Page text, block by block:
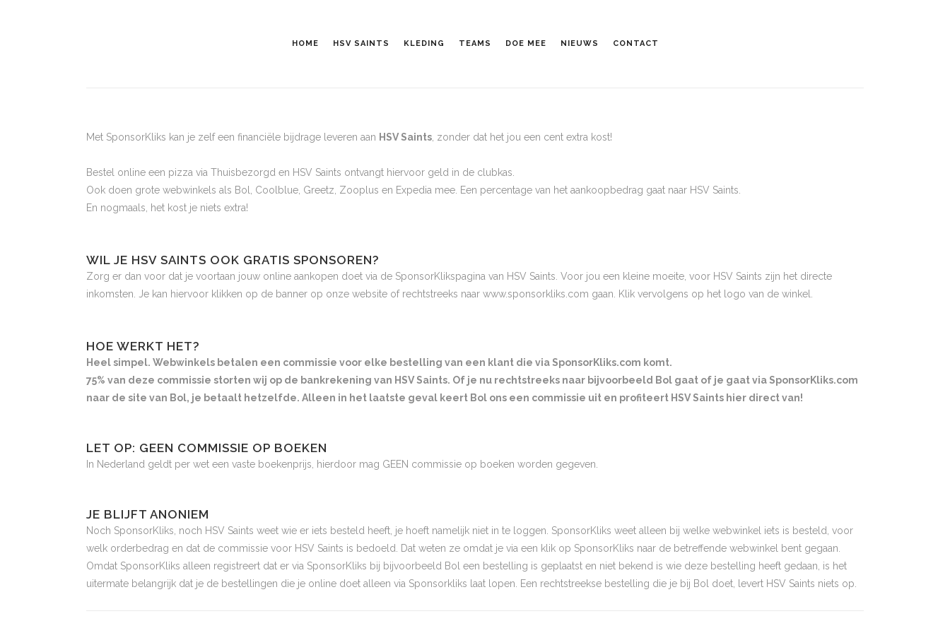
HOME HSV SAINTS KLEDING TEAMS DOE MEE NIEUWS CONTACT
Met SponsorKliks kan je zelf een financiële bijdrage leveren aan HSV Saints , zonder dat het jou een cent extra kost!
Bestel online een pizza via Thuisbezorgd en HSV Saints ontvangt hiervoor geld in de clubkas.
Ook doen grote webwinkels als Bol, Coolblue, Greetz, Zooplus en Expedia mee. Een percentage van het aankoopbedrag gaat naar HSV Saints.
En nogmaals, het kost je niets extra!
WIL JE HSV SAINTS OOK GRATIS SPONSOREN?
Zorg er dan voor dat je voortaan jouw online aankopen doet via de SponsorKlikspagina van HSV Saints . Voor jou een kleine moeite, voor HSV Saints zijn het directe
inkomsten. Je kan hiervoor klikken op de banner op onze website of rechtstreeks naar www.sponsorkliks.com gaan. Klik vervolgens op het logo van de winkel.
HOE WERKT HET?
Heel simpel. Webwinkels betalen een commissie voor elke bestelling van een klant die via SponsorKliks.com komt.
75% van deze commissie storten wij op de bankrekening van HSV Saints. Of je nu rechtstreeks naar bijvoorbeeld Bol gaat of je gaat via SponsorKliks.com
naar de site van Bol, je betaalt hetzelfde. Alleen in het laatste geval keert Bol ons een commissie uit en profiteert HSV Saints hier direct van!
LET OP: GEEN COMMISSIE OP BOEKEN
In Nederland geldt per wet een vaste boekenprijs, hierdoor mag GEEN commissie op boeken worden gegeven.
JE BLIJFT ANONIEM
Noch SponsorKliks, noch HSV Saints weet wie er iets besteld heeft, je hoeft namelijk niet in te loggen. SponsorKliks weet alleen bij welke webwinkel iets is besteld, voor
welk orderbedrag en dat de commissie voor HSV Saints is bedoeld. Dat weten ze omdat je via een klik op SponsorKliks naar de betreffende webwinkel bent gegaan.
Omdat SponsorKliks alleen registreert dat er via SponsorKliks bij bijvoorbeeld Bol een bestelling is geplaatst en niet bekend is wie deze bestelling heeft gedaan, is het
uitermate belangrijk dat je de bestellingen die je online doet alleen via Sponsorkliks laat lopen. Een rechtstreekse bestelling die je bij Bol doet, levert HSV Saints niets op.